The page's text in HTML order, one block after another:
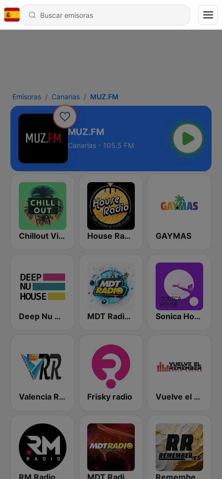
Emisoras Canarias MUZ.FM
MUZ.FM
Canarias - 105.5 FM
Chillout Vibes House Radio Spain GAYMAS
Deep Nu House Radio by SO&SO MDT Radio Valencia Sonica House
Valencia Radio Remember Frisky radio Vuelve el Remember - Radio Online
RM Radio La Manchuela MDT Radio Madrid Remember FM